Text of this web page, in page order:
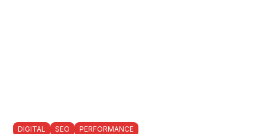
DIGITAL SEO PERFORMANCE